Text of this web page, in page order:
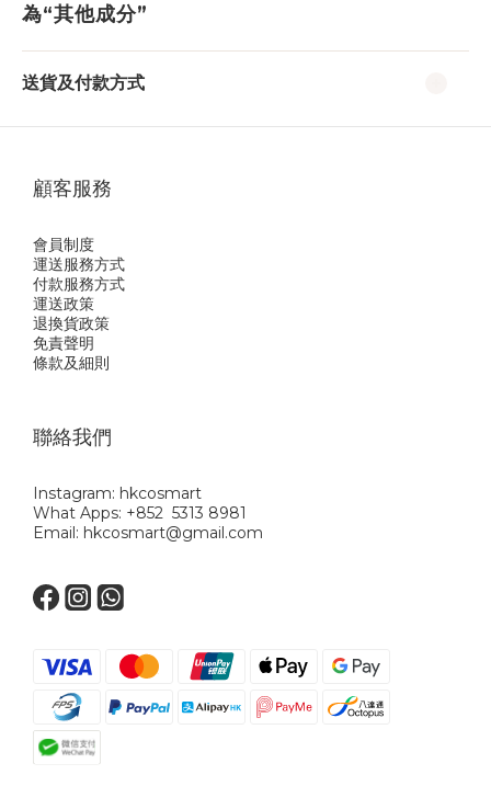
為“其他成分”
送貨及付款方式
顧客服務
會員制度
運送服務方式
付款服務方式
運送政策
退換貨政策
免責聲明
條款及細則
聯絡我們
Instagram: hkcosmart
What Apps: +852 5313 8981
Email: hkcosmart@gmail.com